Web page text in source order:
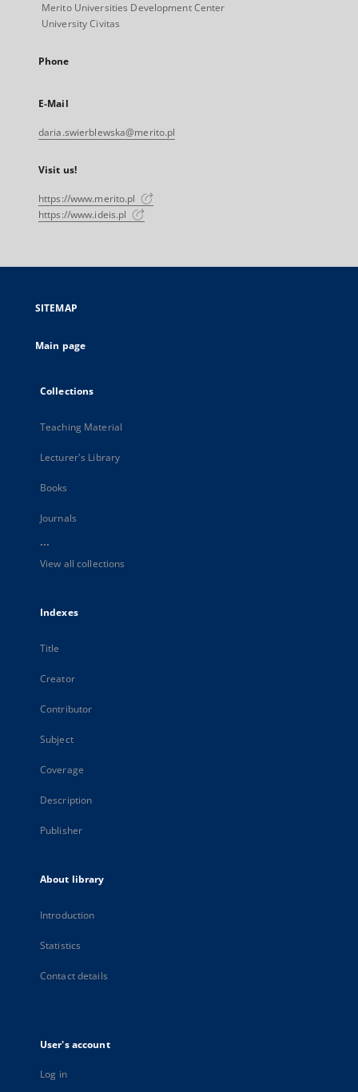
Merito Universities Development Center
University Civitas
Phone
E-Mail
daria.swierblewska@merito.pl
Visit us!
https://www.merito.pl
https://www.ideis.pl
SITEMAP
Main page
Collections
Teaching Material
Lecturer's Library
Books
Journals
...
View all collections
Indexes
Title
Creator
Contributor
Subject
Coverage
Description
Publisher
About library
Introduction
Statistics
Contact details
User's account
Log in